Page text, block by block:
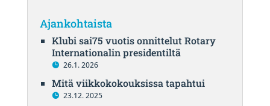
Ajankohtaista
Klubi sai75 vuotis onnittelut Rotary
Internationalin presidentiltä
26.1. 2026
Mitä viikkokokouksissa tapahtui
23.12. 2025